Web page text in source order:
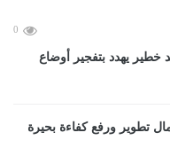
0
يهدد بتفجير أوضاع